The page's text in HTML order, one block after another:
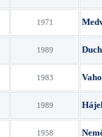
1971
1989
1983
1989
1958